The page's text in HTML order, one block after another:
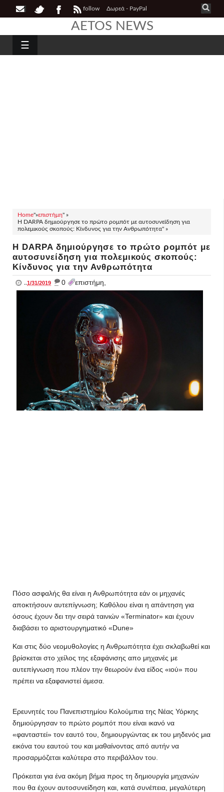
follow Δωρεά - PayPal
AETOS NEWS
☰
Home"»επιστήμη" »
Η DARPA δημιούργησε το πρώτο ρομπότ με αυτοσυνείδηση για
πολεμικούς σκοπούς: Κίνδυνος για την Ανθρωπότητα" »
Η DARPA δημιούργησε το πρώτο ρομπότ με
αυτοσυνείδηση για πολεμικούς σκοπούς:
Κίνδυνος για την Ανθρωπότητα
..1/31/2019 _ 0 επιστήμη,
Πόσο ασφαλής θα είναι η Ανθρωπότητα εάν οι μηχανές
αποκτήσουν αυτεπίγνωση; Καθόλου είναι η απάντηση για
όσους έχουν δει την σειρά ταινιών «Terminator» και έχουν
διαβάσει το αριστουργηματικό «Dune»
Και στις δύο νεομυθολογίες η Ανθρωπότητα έχει σκλαβωθεί και
βρίσκεται στο χείλος της εξαφάνισης απο μηχανές με
αυτεπίγνωση που πλέον την θεωρούν ένα είδος «ιού» που
πρέπει να εξαφανιστεί άμεσα.
Ερευνητές του Πανεπιστημίου Κολούμπια της Νέας Υόρκης
δημιούργησαν το πρώτο ρομπότ που είναι ικανό να
«φανταστεί» τον εαυτό του, δημιουργώντας εκ του μηδενός μια
εικόνα του εαυτού του και μαθαίνοντας από αυτήν να
προσαρμόζεται καλύτερα στο περιβάλλον του.
Πρόκειται για ένα ακόμη βήμα προς τη δημιουργία μηχανών
που θα έχουν αυτοσυνείδηση και, κατά συνέπεια, μεγαλύτερη